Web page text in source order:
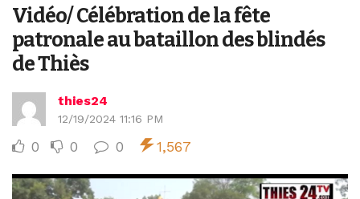
Vidéo/ Célébration de la fête
patronale au bataillon des blindés
de Thiès
thies24
12/19/2024 11:16 PM
0 0 0 1,567